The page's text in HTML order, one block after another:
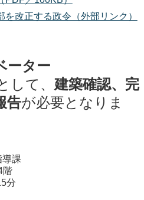
改正する政令（外部リンク）
ーター
して、 建築確認、完
告が必要となりま
導課
階
分